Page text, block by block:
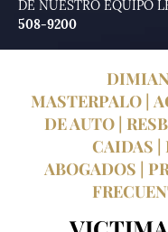
DE NUESTRO EQUIPO
508-9200
MASTERPALO|
DE AUTO|
CAIDAS |
ABOGADOS |